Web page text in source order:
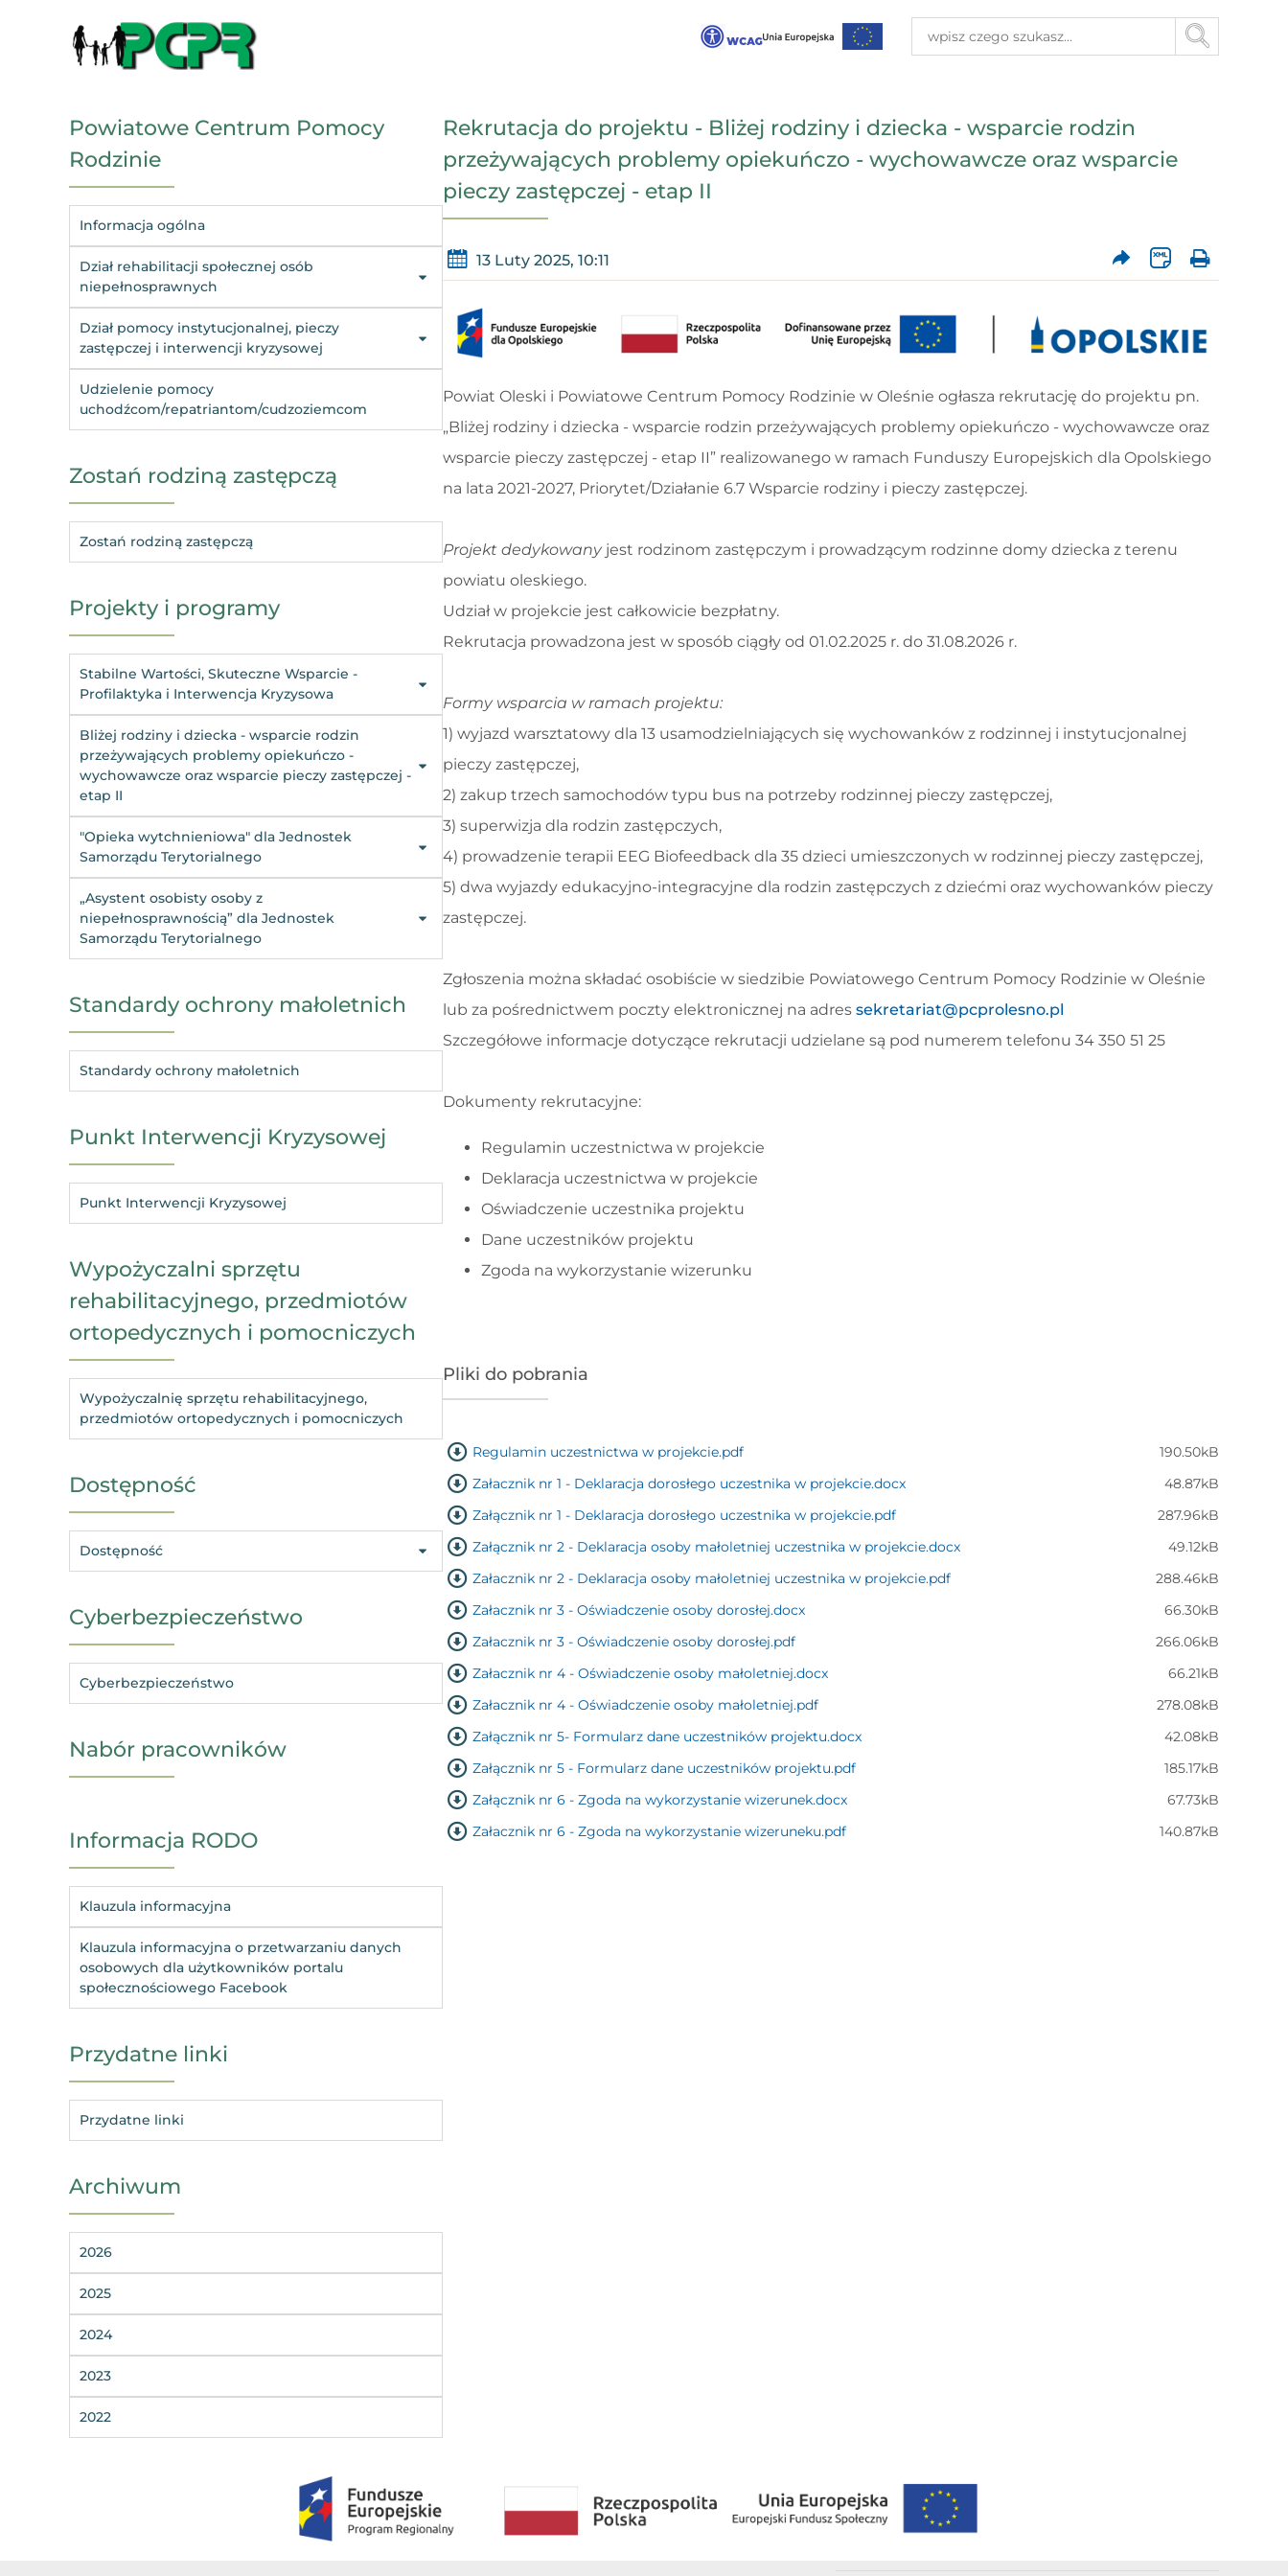
Powiatowe Centrum Pomocy
Rodzinie
Informacja ogólna
Dział rehabilitacji społecznej osób
niepełnosprawnych
Dział pomocy instytucjonalnej, pieczy
zastępczej i interwencji kryzysowej
Udzielenie pomocy
uchodźcom/repatriantom/cudzoziemcom
Zostań rodziną zastępczą
Zostań rodziną zastępczą
Projekty i programy
Stabilne Wartości, Skuteczne Wsparcie -
Profilaktyka i Interwencja Kryzysowa
Bliżej rodziny i dziecka - wsparcie rodzin
przeżywających problemy opiekuńczo -
wychowawcze oraz wsparcie pieczy zastępczej -
etap II
"Opieka wytchnieniowa" dla Jednostek
Samorządu Terytorialnego
„Asystent osobisty osoby z
niepełnosprawnością” dla Jednostek
Samorządu Terytorialnego
Standardy ochrony małoletnich
Standardy ochrony małoletnich
Punkt Interwencji Kryzysowej
Punkt Interwencji Kryzysowej
Wypożyczalni sprzętu
rehabilitacyjnego, przedmiotów
ortopedycznych i pomocniczych
Wypożyczalnię sprzętu rehabilitacyjnego,
przedmiotów ortopedycznych i pomocniczych
Dostępność
Dostępność
Cyberbezpieczeństwo
Cyberbezpieczeństwo
Nabór pracowników
Informacja RODO
Klauzula informacyjna
Klauzula informacyjna o przetwarzaniu danych
osobowych dla użytkowników portalu
społecznościowego Facebook
Przydatne linki
Przydatne linki
Archiwum
2026
2025
2024
2023
2022
Rekrutacja do projektu - Bliżej rodziny i dziecka - wsparcie rodzin
przeżywających problemy opiekuńczo - wychowawcze oraz wsparcie
pieczy zastępczej - etap II
13 Luty 2025, 10:11
Powiat Oleski i Powiatowe Centrum Pomocy Rodzinie w Oleśnie ogłasza rekrutację do projektu pn.
„Bliżej rodziny i dziecka - wsparcie rodzin przeżywających problemy opiekuńczo - wychowawcze oraz
wsparcie pieczy zastępczej - etap II” realizowanego w ramach Funduszy Europejskich dla Opolskiego
na lata 2021-2027, Priorytet/Działanie 6.7 Wsparcie rodziny i pieczy zastępczej.
Projekt dedykowanyjest rodzinom zastępczym i prowadzącym rodzinne domy dziecka z terenu
powiatu oleskiego.
Udział w projekcie jest całkowicie bezpłatny.
Rekrutacja prowadzona jest w sposób ciągły od 01.02.2025 r. do 31.08.2026 r.
Formy wsparcia w ramach projektu:
1) wyjazd warsztatowy dla 13 usamodzielniających się wychowanków z rodzinnej i instytucjonalnej
pieczy zastępczej,
2) zakup trzech samochodów typu bus na potrzeby rodzinnej pieczy zastępczej,
3) superwizja dla rodzin zastępczych,
4) prowadzenie terapii EEG Biofeedback dla 35 dzieci umieszczonych w rodzinnej pieczy zastępczej,
5) dwa wyjazdy edukacyjno-integracyjne dla rodzin zastępczych z dziećmi oraz wychowanków pieczy
zastępczej.
Zgłoszenia można składać osobiście w siedzibie Powiatowego Centrum Pomocy Rodzinie w Oleśnie
lub za pośrednictwem poczty elektronicznej na adres sekretariat@pcprolesno.pl
Szczegółowe informacje dotyczące rekrutacji udzielane są pod numerem telefonu 34 350 51 25
Dokumenty rekrutacyjne:
Regulamin uczestnictwa w projekcie
Deklaracja uczestnictwa w projekcie
Oświadczenie uczestnika projektu
Dane uczestników projektu
Zgoda na wykorzystanie wizerunku
Pliki do pobrania
Regulamin uczestnictwa w projekcie.pdf
190.50kB
Załacznik nr 1 - Deklaracja dorosłego uczestnika w projekcie.docx
48.87kB
Załącznik nr 1 - Deklaracja dorosłego uczestnika w projekcie.pdf
287.96kB
Załącznik nr 2 - Deklaracja osoby małoletniej uczestnika w projekcie.docx
49.12kB
Załacznik nr 2 - Deklaracja osoby małoletniej uczestnika w projekcie.pdf
288.46kB
Załacznik nr 3 - Oświadczenie osoby dorosłej.docx
66.30kB
Załacznik nr 3 - Oświadczenie osoby dorosłej.pdf
266.06kB
Załacznik nr 4 - Oświadczenie osoby małoletniej.docx
66.21kB
Załacznik nr 4 - Oświadczenie osoby małoletniej.pdf
278.08kB
Załącznik nr 5- Formularz dane uczestników projektu.docx
42.08kB
Załącznik nr 5 - Formularz dane uczestników projektu.pdf
185.17kB
Załącznik nr 6 - Zgoda na wykorzystanie wizerunek.docx
67.73kB
Załacznik nr 6 - Zgoda na wykorzystanie wizeruneku.pdf
140.87kB